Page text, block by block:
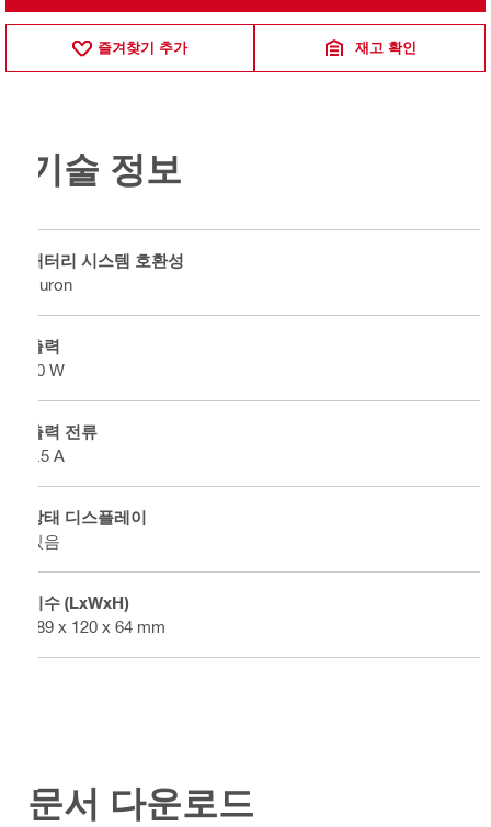
즐겨찾기 추가 재고 확인
기술 정보
배터리 시스템 호환성
Nuron
출력
90 W
출력 전류
3.5 A
상태 디스플레이
있음
치수 (LxWxH)
189 x 120 x 64 mm
문서 다운로드